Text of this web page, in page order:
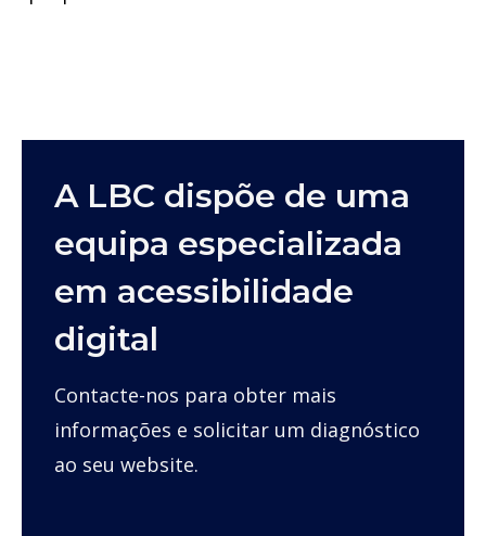
A LBC dispõe de uma
equipa especializada
em acessibilidade
digital
Contacte-nos para obter mais
informações e solicitar um diagnóstico
ao seu website.